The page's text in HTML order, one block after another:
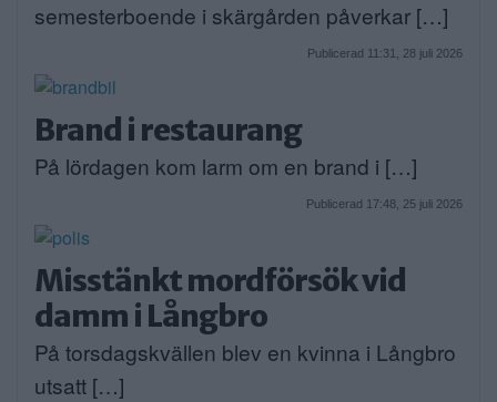
semesterboende i skärgården påverkar […]
Publicerad 11:31, 28 juli 2026
Brand i restaurang
På lördagen kom larm om en brand i […]
Publicerad 17:48, 25 juli 2026
Misstänkt mordförsök vid
damm i Långbro
På torsdagskvällen blev en kvinna i Långbro
utsatt […]